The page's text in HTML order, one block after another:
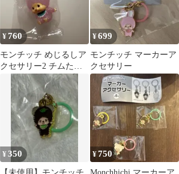
¥760
モンチッチ めじるしア
クセサリー2 チムたん
ピンクver.
¥699
モンチッチ マーカーア
クセサリー
¥350 ¥750